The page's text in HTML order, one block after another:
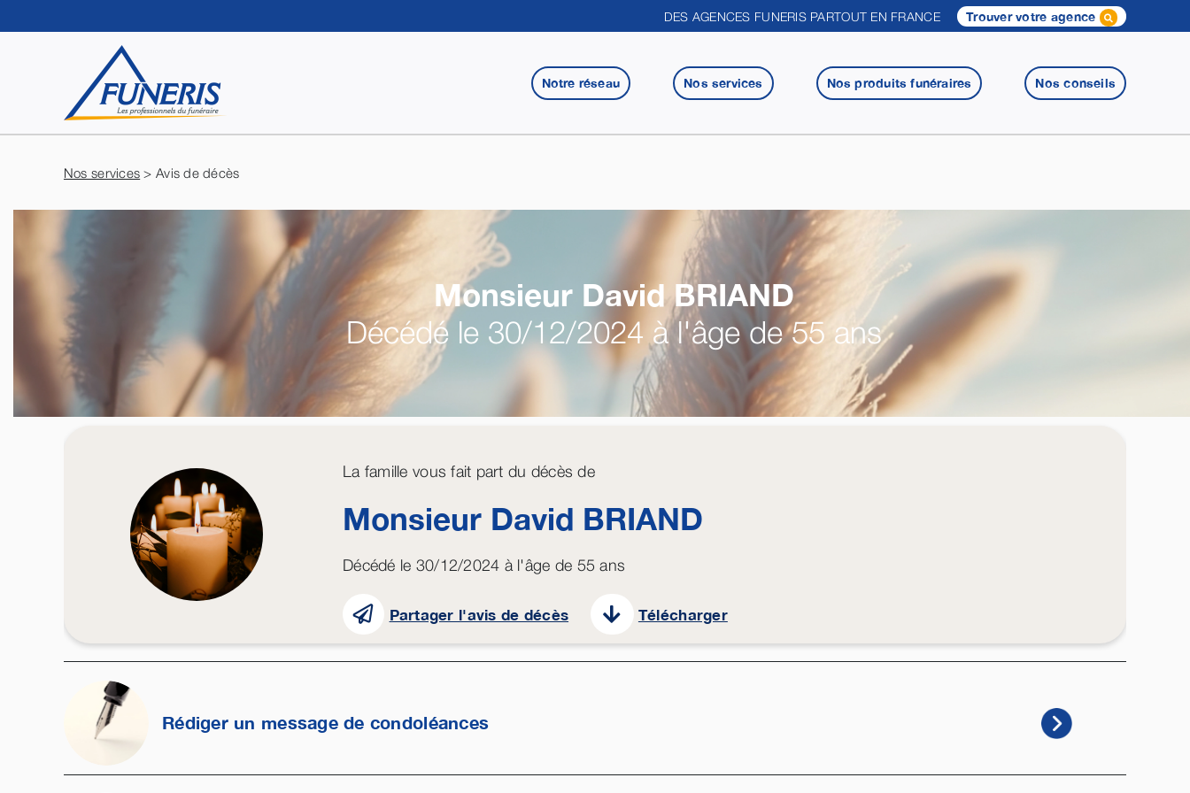
au
DES AGENCES FUNERIS PARTOUT EN FRANCE Trouver votre agence
Notre réseau Nos services Nos produits funéraires Nos conseils
Nos services > Avis de décès
Monsieur DavidBRIAND
Décédé le 30/12/2024 à l'âge de 55 ans
La famille vous fait part du décès de
Monsieur David BRIAND
Décédé le 30/12/2024 à l'âge de 55 ans
Partager l'avis de décès Télécharger
Rédiger un message de condoléances